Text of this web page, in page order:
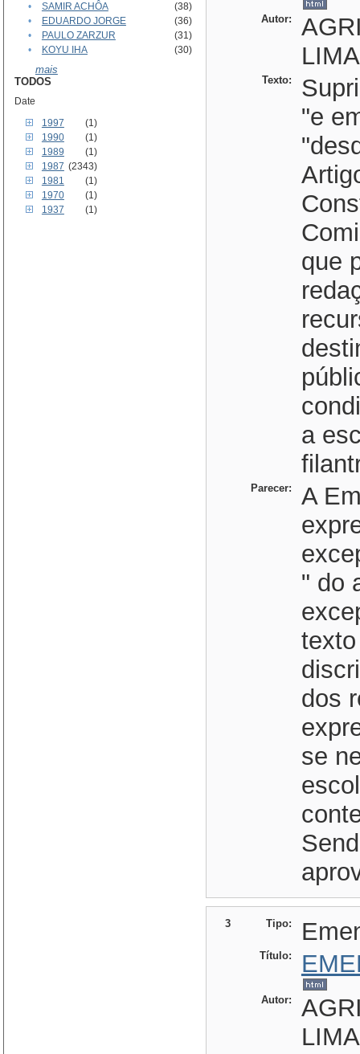
•
SAMIR ACHÔA
(38)
•
EDUARDO JORGE
(36)
•
PAULO ZARZUR
(31)
•
KOYU IHA (30)
mais
TODOS
Date
1997
(1)
1990
(1)
1989
(1)
1987 (2343)
1981
(1)
1970
(1)
1937
(1)
Autor:
Texto:
"e
que
a
Parecer:
A
" do
dos
se
3 Tipo:
Título:
Autor: